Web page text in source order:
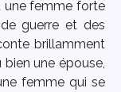
une femme forte
guerre et des
brillamment
une épouse,
femme qui se